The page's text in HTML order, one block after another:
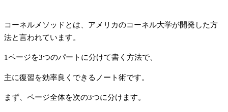
コーネルメソッドとは、アメリカのコーネル大学が開発した方
法と言われています。
1ページを3つのパートに分けて書く方法で、
主に復習を効率良くできるノート術です。
まず、ページ全体を次の3つに分けます。